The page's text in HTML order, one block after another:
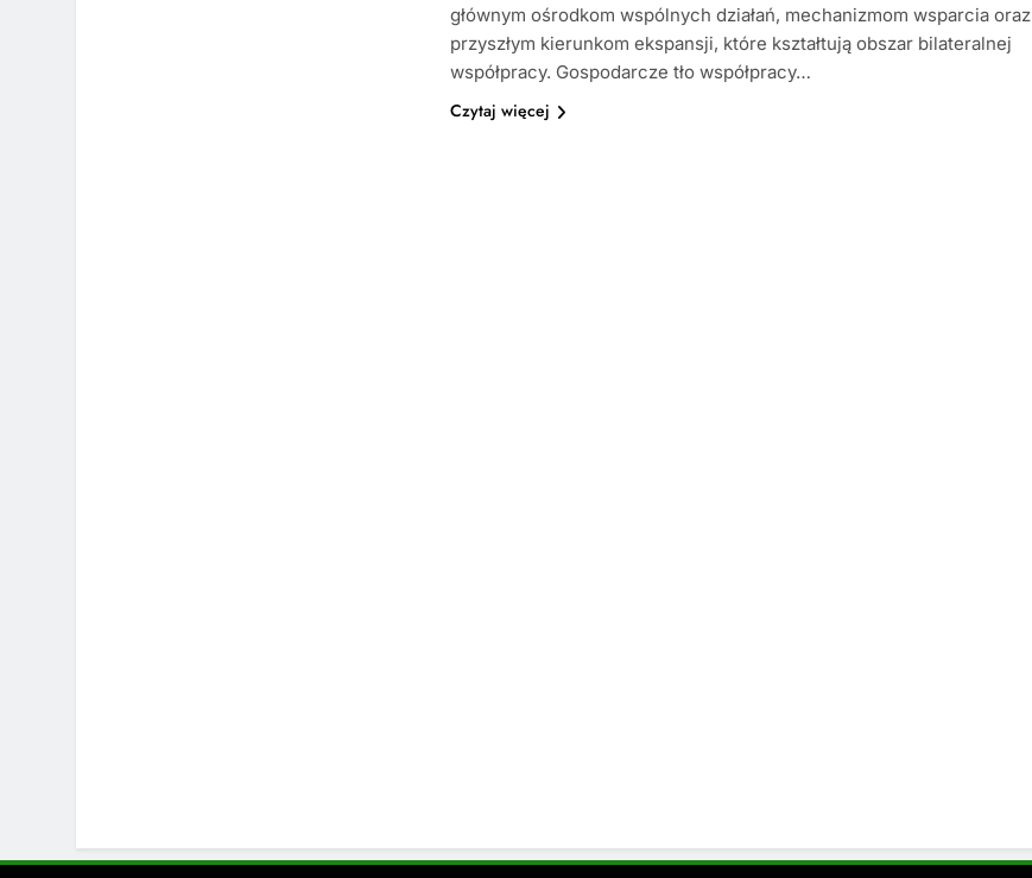
głównym ośrodkom wspólnych działań, mechanizmom wsparcia oraz
przyszłym kierunkom ekspansji, które kształtują obszar bilateralnej
współpracy. Gospodarcze tło współpracy…
Czytaj więcej